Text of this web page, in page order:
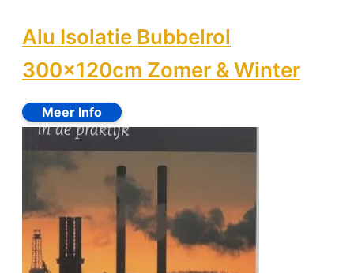
Alu Isolatie Bubbelrol
300x120cm Zomer & Winter